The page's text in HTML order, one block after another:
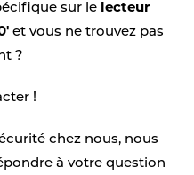
sur le lecteur
et vous ne trouvez pas
?
!
chez nous, nous
à votre question